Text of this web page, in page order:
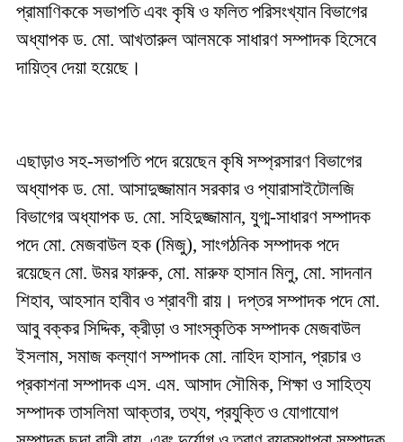
প্রামাণিককে সভাপতি এবং কৃষি ও ফলিত পরিসংখ্যান বিভাগের
অধ্যাপক ড. মো. আখতারুল আলমকে সাধারণ সম্পাদক হিসেবে
দায়িত্ব দেয়া হয়েছে।
এছাড়াও সহ-সভাপতি পদে রয়েছেন কৃষি সম্প্রসারণ বিভাগের
অধ্যাপক ড. মো. আসাদুজ্জামান সরকার ও প্যারাসাইটোলজি
বিভাগের অধ্যাপক ড. মো. সহিদুজ্জামান, যুগ্ম-সাধারণ সম্পাদক
পদে মো. মেজবাউল হক (মিজু), সাংগঠনিক সম্পাদক পদে
রয়েছেন মো. উমর ফারুক, মো. মারুফ হাসান মিলু, মো. সাদনান
শিহাব, আহসান হাবীব ও শ্রাবণী রায়। দপ্তর সম্পাদক পদে মো.
আবু বক্কর সিদ্দিক, ক্রীড়া ও সাংস্কৃতিক সম্পাদক মেজবাউল
ইসলাম, সমাজ কল্যাণ সম্পাদক মো. নাহিদ হাসান, প্রচার ও
প্রকাশনা সম্পাদক এস. এম. আসাদ সৌমিক, শিক্ষা ও সাহিত্য
সম্পাদক তাসলিমা আক্তার, তথ্য, প্রযুক্তি ও যোগাযোগ